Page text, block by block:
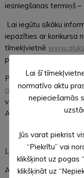
iesniegšanas termiņš –
Lai iegūtu sīkāku
iepazīties ar konkursa
tīmekļvietnē
pieejamas arī
Pieteikumi projektu
albjss@aluksne.lv,
vai personīgi Alūksnes
Alūksnē, LV-4301.
Lāsma ĒVELE,
Alūksnes novada
Lai šī
normatīvo aktu
nepieciešamās
Jūs varat piekrist
“Piekrītu” vai
klikšķinot uz pogas
klikšķināt uz